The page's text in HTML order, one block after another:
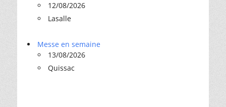
12/08/2026
Lasalle
Messe en semaine
13/08/2026
Quissac